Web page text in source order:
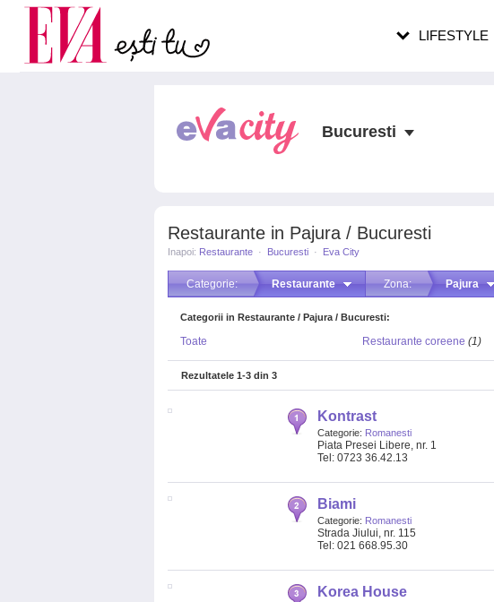
Restaurante in Pajura / Bucuresti
Inapoi: Restaurante · Bucuresti · Eva City
Categorie: Restaurante Zona: Pajura
Categorii in Restaurante / Pajura / Bucuresti:
Toate Restaurante coreene (1)
Rezultatele 1-3 din 3
Kontrast
Categorie: Romanesti
Piata Presei Libere, nr. 1
Tel: 0723 36.42.13
Biami
Categorie: Romanesti
Strada Jiului, nr. 115
Tel: 021 668.95.30
Korea House
Bucuresti
LIFESTYLE
Carieră
Actualitate